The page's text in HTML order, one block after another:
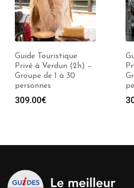
Guide Touristique
Privé à Verdun (2h) –
Groupe de 1 à 30
personnes
309.00€